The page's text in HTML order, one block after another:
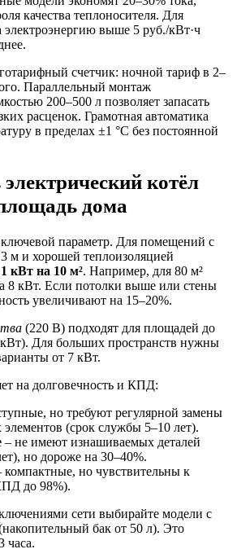
качества теплоносителя. Для
электроэнергию выше 5 руб./кВт·ч
счетчик: ночной тариф в 2–
Параллельный монтаж
200–500 л позволяет запасать
расценок. Грамотная автоматика
в пределах ±1 °C без постоянной
котёл
дома
параметр. Для помещений с
м и хорошей теплоизоляцией
1 кВт на 10 м². Например, для 80 м²
8 кВт. Если потолки выше или стены
увеличивают на 15–20%.
(220 В) подходят для площадей до
Для больших пространств нужны
от 7 кВт.
на долговечность и КПД:
но требуют регулярной замены
элементов (срок службы 5–10 лет).
– не имеют изнашиваемых деталей
но дороже на 30–40%.
компактные, но чувствительны к
до 98%).
сети выбирайте модели с
бак от 50 л). Это
часа.